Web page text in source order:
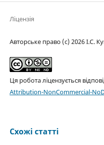
Ліцензія
Авторське право (c) 2026 І.С.
Ця робота ліцензується
Attribution-NonCommercial-
Схожі статті